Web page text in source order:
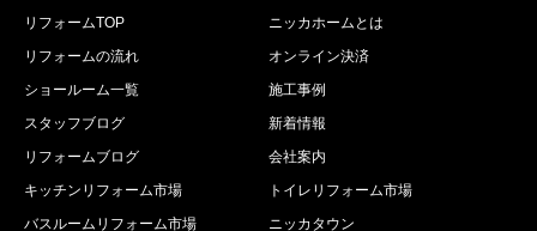
リフォームTOP
ニッカホームとは
リフォームの流れ
オンライン決済
ショールーム一覧
施工事例
スタッフブログ
新着情報
リフォームブログ
会社案内
キッチンリフォーム市場
トイレリフォーム市場
バスルームリフォーム市場
ニッカタウン